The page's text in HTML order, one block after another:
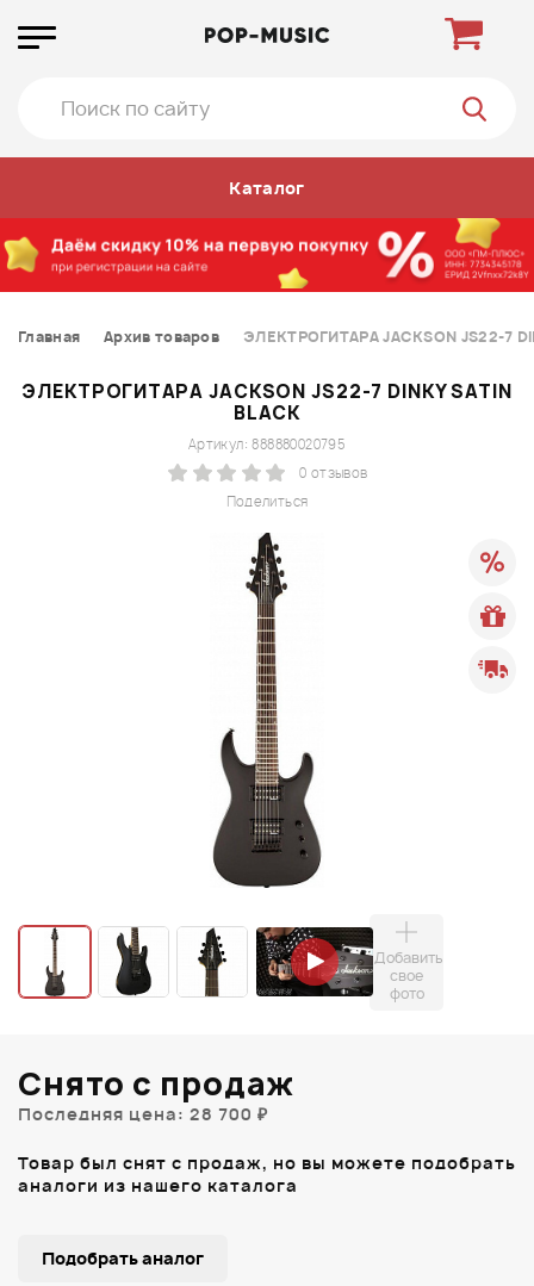
Каталог
Главная Архив товаров ЭЛЕКТРОГИТАРА JACKSON JS22-7
ЭЛЕКТРОГИТАРА JACKSON JS22-7 DINKY SATIN
BLACK
Поделиться
Артикул: 888880020795
0 отзывов
Добавить
свое
фото
Снято с продаж
Последняя цена: 28 700 ₽
Товар был снят с продаж, но вы можете подобрать
аналоги из нашего каталога
Подобрать аналог